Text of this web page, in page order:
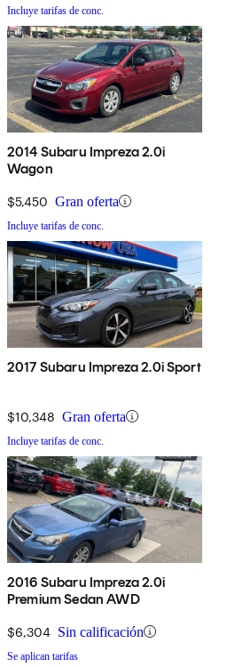
Incluye tarifas de conc.
2014 Subaru Impreza 2.0i
Wagon
$5,450 Gran oferta
Incluye tarifas de conc.
2017 Subaru Impreza 2.0i Sport
$10,348 Gran oferta
Incluye tarifas de conc.
2016 Subaru Impreza 2.0i
Premium Sedan AWD
$6,304 Sin calificación
Se aplican tarifas